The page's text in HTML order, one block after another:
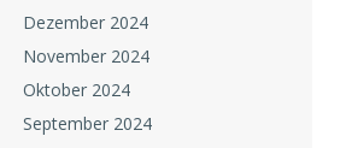
Dezember 2024
November 2024
Oktober 2024
September 2024